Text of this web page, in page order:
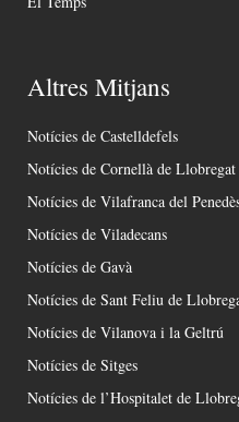
Altres Mitjans
Notícies de Castelldefels
Notícies de Cornellà de Llobregat
Notícies de Vilafranca del
Notícies de Viladecans
Notícies de Gavà
Notícies de Sant Feliu de
Notícies de Vilanova i la Geltrú
Notícies de Sitges
Notícies de l’Hospitalet de